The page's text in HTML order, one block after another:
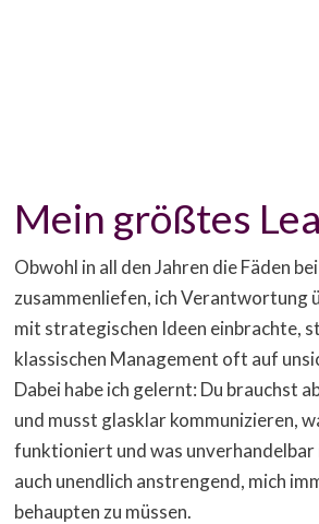
Mein größtes
Obwohl in all den Jahren die Fäden
zusammenliefen, ich Verantwortung
mit strategischen Ideen einbrachte,
klassischen Management oft auf
Dabei habe ich gelernt: Du brauchst
und musst glasklar kommunizieren,
funktioniert und was unverhandelbar
auch unendlich anstrengend, mich
behaupten zu müssen.